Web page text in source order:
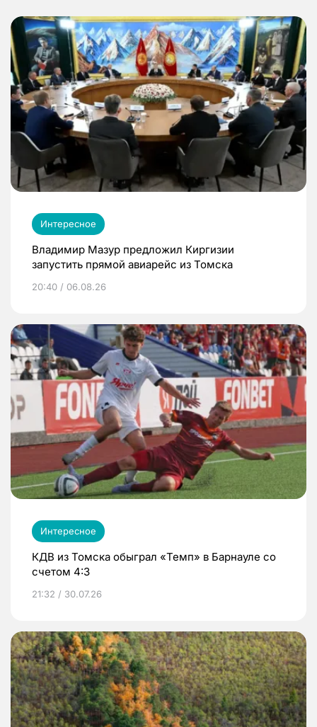
Интересное
Владимир Мазур предложил Киргизии
запустить прямой авиарейс из Томска
20:40 / 06.08.26
Интересное
КДВ из Томска обыграл «Темп» в Барнауле со
счетом 4:3
21:32 / 30.07.26